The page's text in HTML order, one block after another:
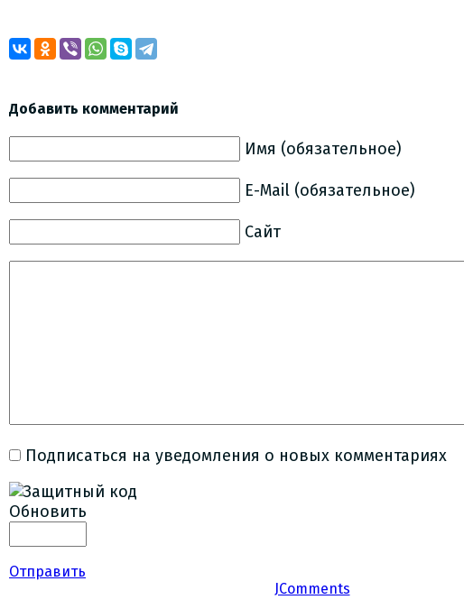
Добавить комментарий
Имя (обязательное)
E-Mail (обязательное)
Сайт
Подписаться на уведомления о новых комментариях
Обновить
Отправить
JComments